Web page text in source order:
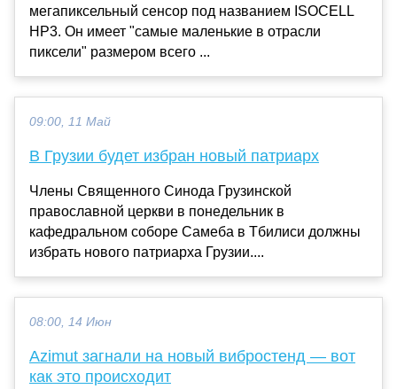
мегапиксельный сенсор под названием ISOCELL
HP3. Он имеет "самые маленькие в отрасли
пиксели" размером всего ...
09:00, 11 Май
В Грузии будет избран новый патриарх
Члены Священного Синода Грузинской
православной церкви в понедельник в
кафедральном соборе Самеба в Тбилиси должны
избрать нового патриарха Грузии....
08:00, 14 Июн
Azimut загнали на новый вибростенд — вот
как это происходит